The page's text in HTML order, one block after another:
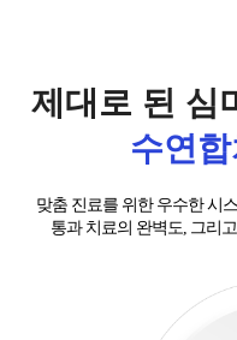
제대로 된 심
수연
맞춤 진료를 위한 우수한 시
통과 치료의 완벽도, 그리